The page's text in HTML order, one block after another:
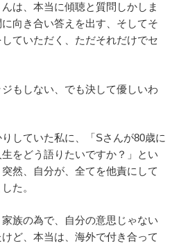
は、本当に傾聴と質問しかしま
向き合い答えを出す、そしてそ
ていただく、ただそれだけでセ
もしない、でも決して優しいわ
していた私に、「Sさんが80歳に
をどう語りたいですか？」とい
然、自分が、全てを他責にして
た。
族の為で、自分の意思じゃない
ど、本当は、海外で付き合って